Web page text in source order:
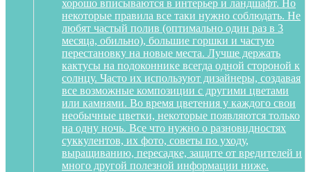
хорошо вписываются в интерьер и ландшафт. Но
некоторые правила все таки нужно соблюдать. Не
любят частый полив (оптимально один раз в 3
месяца, обильно), большие горшки и частую
перестановку на новые места. Лучше держать
кактусы на подоконнике всегда одной стороной к
солнцу. Часто их используют дизайнеры, создавая
все возможные композиции с другими цветами
или камнями. Во время цветения у каждого свои
необычные цветки, некоторые появляются только
на одну ночь. Все что нужно о разновидностях
суккулентов, их фото, советы по уходу,
выращиванию, пересадке, защите от вредителей и
много другой полезной информации ниже.